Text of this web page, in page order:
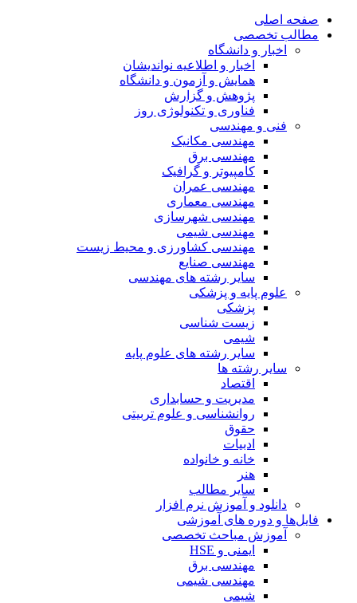
صفحه اصلی
مطالب تخصصی
اخبار و دانشگاه
اخبار و اطلاعیه نواندیشان
همایش و آزمون و دانشگاه
پژوهش و گزارش
فناوری و تکنولوژی روز
فنی و مهندسی
مهندسی مکانیک
مهندسی برق
کامپیوتر و گرافیک
مهندسی عمران
مهندسی معماری
مهندسی شهرسازی
مهندسی شیمی
مهندسی کشاورزی و محیط زیست
مهندسی صنایع
سایر رشته های مهندسی
علوم پایه و پزشکی
پزشکی
زیست شناسی
شیمی
سایر رشته های علوم پایه
سایر رشته ها
اقتصاد
مدیریت و حسابداری
روانشناسی و علوم تربیتی
حقوق
ادبیات
خانه و خانواده
هنر
سایر مطالب
دانلود و آموزش نرم افزار
فایل‌ها و دوره های آموزشی
آموزش مباحث تخصصی
ایمنی و HSE
مهندسی برق
مهندسی شیمی
شیمی